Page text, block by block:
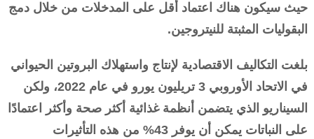
حيث سيكون هناك اعتماد أقل على المدخلات من خلال دمج
البقوليات المثبتة للنيتروجين.
بلغت التكاليف الاقتصادية لإنتاج واستهلاك البروتين الحيواني
في الاتحاد الأوروبي 3 تريليون يورو في عام 2022، ولكن
السيناريو الذي يتضمن أنظمة غذائية أكثر صحة وأكثر اعتمادًا
على النباتات يمكن أن يوفر 43% من هذه التأثيرات